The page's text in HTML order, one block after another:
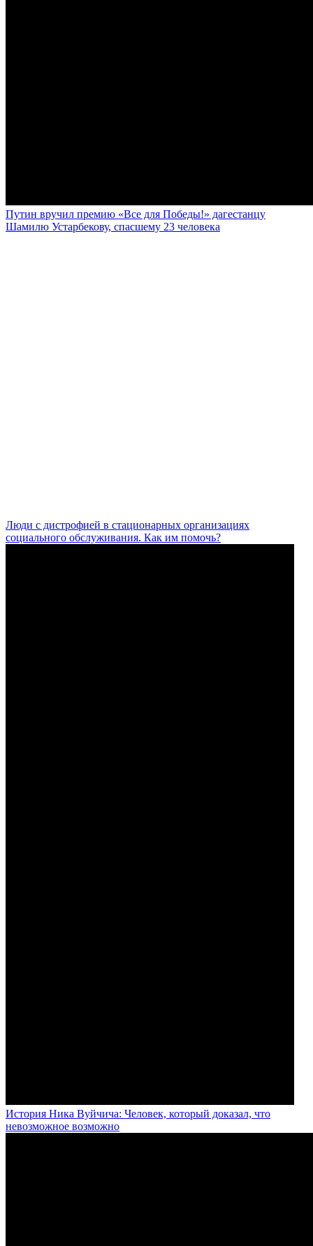
Путин вручил премию «Все для Победы!» дагестанцу
Шамилю Устарбекову, спасшему 23 человека
Люди с дистрофией в стационарных организациях
социального обслуживания. Как им помочь?
История Ника Вуйчича: Человек, который доказал, что
невозможное возможно